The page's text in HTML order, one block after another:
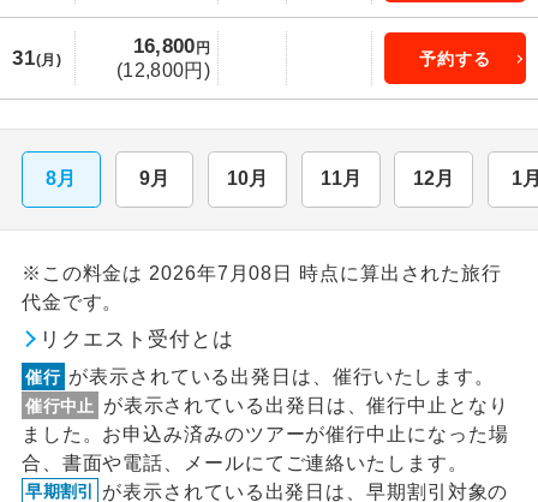
31(月)
16,800 円
(12,800円)
予約する
8月 9月 10月 11月 12月 1
※この料金は 2026年7月08日 時点に算出された旅行
代金です。
リクエスト受付とは
催行 が表示されている出発日は、催行いたします。
催行中止
が表示されている出発日は、催行中止となり
ました。お申込み済みのツアーが催行中止になった場
合、書面や電話、メールにてご連絡いたします。
早期割引
が表示されている出発日は、早期割引対象の